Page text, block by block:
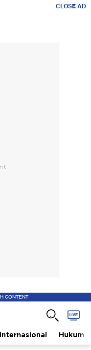
CLOSE AD
CONTENT
Internasional Hukum